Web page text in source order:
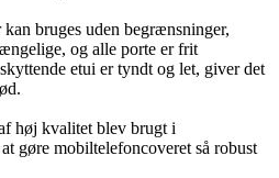
bruges uden begrænsninger,
og alle porte er frit
etui er tyndt og let, giver det
høj kvalitet blev brugt i
gøre mobiltelefoncoveret så robust